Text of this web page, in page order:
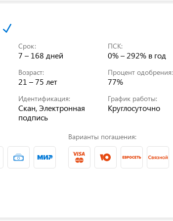
Срок:
7 – 168 дней
ПСК:
0% – 292% в год
Возраст:
21 – 75 лет
Процент одобрения:
77%
Идентификация:
Скан, Электронная
подпись
График работы:
Круглосуточно
Варианты погашения: